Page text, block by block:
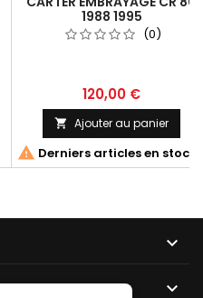
1988 1995
(0)
120,00 €
 Ajouter au panier
 Derniers articles en stock

